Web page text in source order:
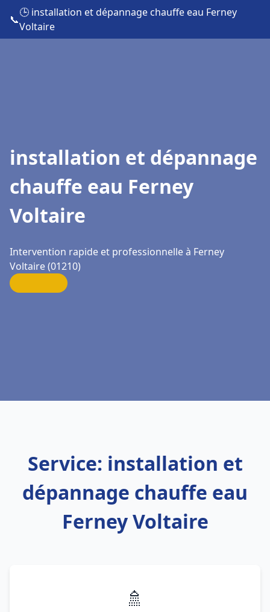
📞
🕒 installation et dépannage chauffe eau Ferney
Voltaire
installation et dépannage
chauffe eau Ferney
Voltaire
Intervention rapide et professionnelle à Ferney
Voltaire (01210)
Service: installation et
dépannage chauffe eau
Ferney Voltaire
🚿